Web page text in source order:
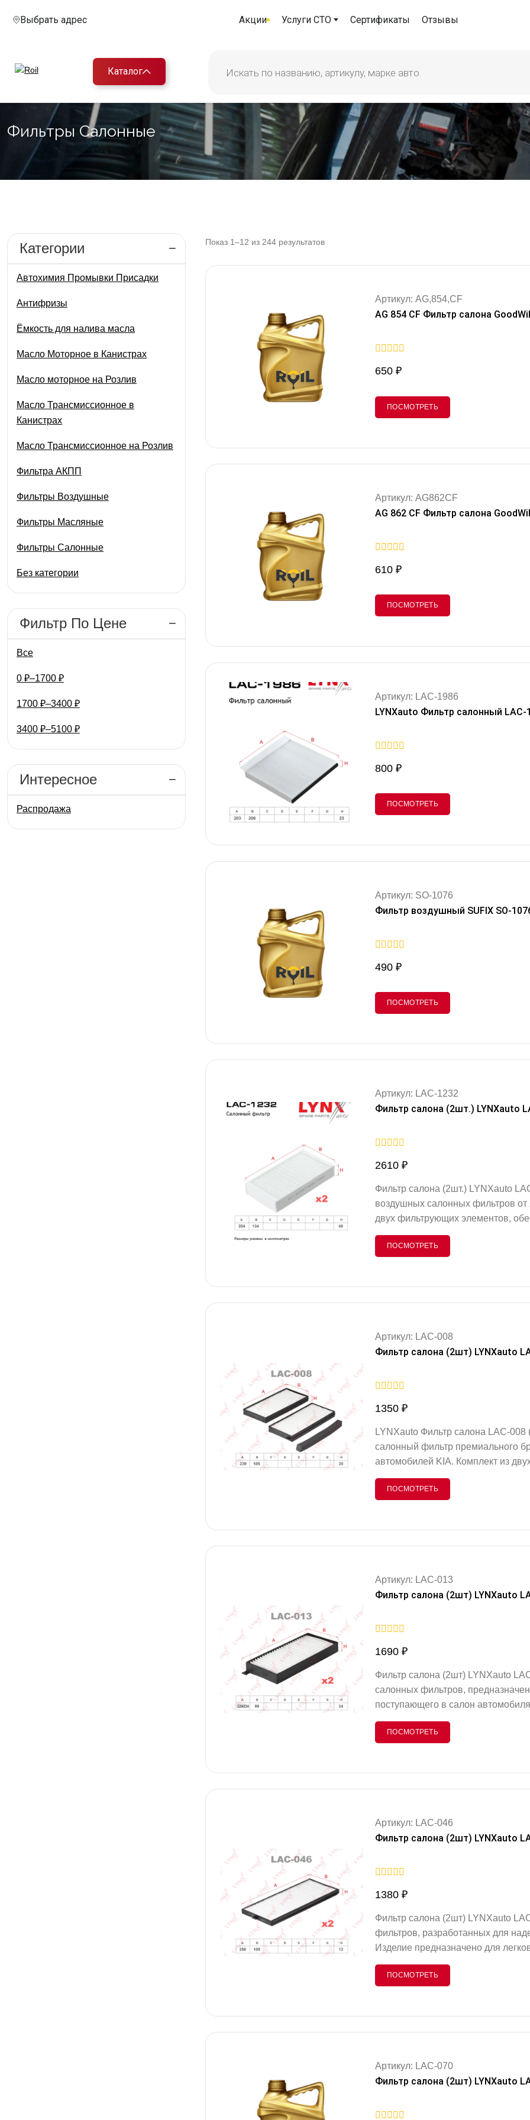
Выбрать адрес Акции Услуги СТО Сертификаты Отзывы
Каталог
Фильтры Салонные
Показ 1–12 из 244 результатов
Артикул: AG,854,CF
AG 854 CF Фильтр салона
out
650 ₽
ПОСМОТРЕТЬ
Артикул: AG862CF
AG 862 CF Фильтр салона
out
610 ₽
ПОСМОТРЕТЬ
Артикул: LAC-1986
LYNXauto Фильтр салонный LAC-
out
800 ₽
ПОСМОТРЕТЬ
Артикул: SO-1076
Фильтр воздушный SUFIX SO-
out
490 ₽
ПОСМОТРЕТЬ
Артикул: LAC-1232
Фильтр салона (2шт.) LYNXauto
out
5
2610 ₽
Фильтр салона (2шт.) LYNXauto
воздушных салонных фильтров от
двух фильтрующих элементов,
поступающего в салон
аллергены, микроорганизмы и
ПОСМОТРЕТЬ
Артикул: LAC-008
Фильтр салона (2шт) LYNXauto
out
5
1350 ₽
LYNXauto Фильтр салона LAC-
салонный фильтр премиального
автомобилей KIA. Комплект из
надежную защиту салона вашего
загрязнений, поступающих через
ПОСМОТРЕТЬ
Артикул: LAC-013
Фильтр салона (2шт) LYNXauto
out
5
1690 ₽
Фильтр салона (2шт) LYNXauto
салонных фильтров,
поступающего в салон
мелких частиц, аллергенов и
для комфортной и здоровой
ПОСМОТРЕТЬ
Артикул: LAC-046
Фильтр салона (2шт) LYNXauto
out
5
1380 ₽
Фильтр салона (2шт) LYNXauto
фильтров, разработанных для
Изделие предназначено для
удаление пыли, аллергенов, сажи,
поступающих снаружи через
ПОСМОТРЕТЬ
Артикул: LAC-070
Фильтр салона (2шт) LYNXauto
Категории
Автохимия Промывки Присадки
Антифризы
Ёмкость для налива масла
Масло Моторное в Канистрах
Масло моторное на Розлив
Масло Трансмиссионное в
Канистрах
Масло Трансмиссионное на Розлив
Фильтра АКПП
Фильтры Воздушные
Фильтры Масляные
Фильтры Салонные
Без категории
Фильтр По Цене
Все
0 ₽–1700 ₽
1700 ₽–3400 ₽
3400 ₽–5100 ₽
Интересное
Распродажа